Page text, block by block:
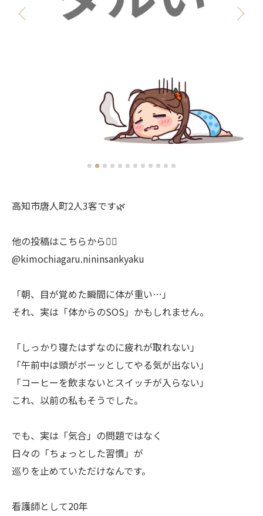
高知市唐人町2人3客です🌿
他の投稿はこちらから💁‍♀️
@kimochiagaru.nininsankyaku
「朝、目が覚めた瞬間に体が重い…」
それ、実は「体からのSOS」かもしれません。
「しっかり寝たはずなのに疲れが取れない」
「午前中は頭がボーッとしてやる気が出ない」
「コーヒーを飲まないとスイッチが入らない」
これ、以前の私もそうでした。
でも、実は「気合」の問題ではなく
日々の「ちょっとした習慣」が
巡りを止めていただけなんです。
看護師として20年